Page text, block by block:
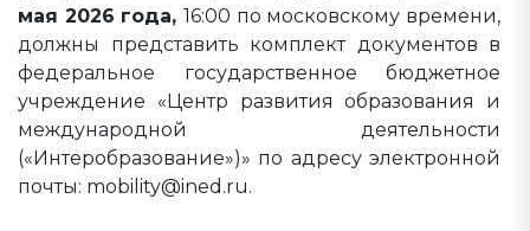
мая 2026 года, 16:00 по московскому времени,
должны представить комплект документов в
федеральное государственное бюджетное
учреждение «Центр развития образования и
международной деятельности
(«Интеробразование»)» по адресу электронной
почты: mobility@ined.ru.